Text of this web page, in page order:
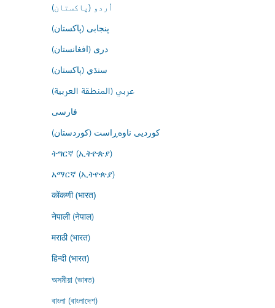
اُردو (پاکستان)
پنجابی (پاکستان)
درى (افغانستان)
سنڌي (پاکستان)
عربي (المنطقة العربية)
فارسى
کوردیی ناوەڕاست (کوردستان)
ትግርኛ (ኢትዮጵያ)
አማርኛ (ኢትዮጵያ)
कोंकणी (भारत)
नेपाली (नेपाल)
मराठी (भारत)
हिन्दी (भारत)
অসমীয়া (ভাৰত)
বাংলা (বাংলাদেশ)